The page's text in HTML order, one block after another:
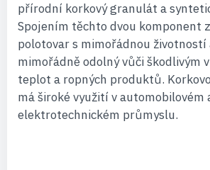
přírodní korkový granulát a
Spojením těchto dvou komponent
polotovar s mimořádnou životností
mimořádně odolný vůči škodlivým
teplot a ropných produktů.
má široké využití v automobilovém
elektrotechnickém průmyslu.